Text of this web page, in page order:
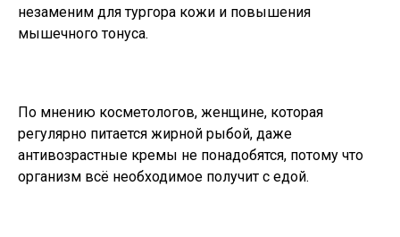
незаменим для тургора кожи и повышения
мышечного тонуса.
По мнению косметологов, женщине, которая
регулярно питается жирной рыбой, даже
антивозрастные кремы не понадобятся, потому что
организм всё необходимое получит с едой.